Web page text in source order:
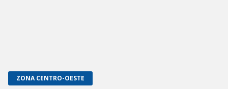
ZONA CENTRO-OESTE